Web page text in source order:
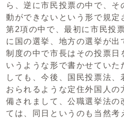
ら、逆に市民投票の中で、そ
動ができないという形で規定
第2項の中で、最初に市民投
に国の選挙、地方の選挙が出
制度の中で市長はその投票日
いうような形で書かせていた
しても、今後、国民投票法、
おられるような定住外国人の
備されまして、公職選挙法の
ては、同日というのも当然考